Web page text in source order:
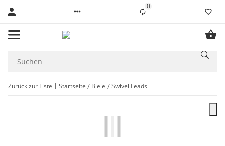
0Liste ist leer
Zurück zur Liste Startseite Bleie Swivel Leads